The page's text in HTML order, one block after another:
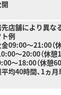
店舗により異な
例
09:00～21:00（
～20:00（休憩
～18:00（休憩60
均40時間、1ヵ